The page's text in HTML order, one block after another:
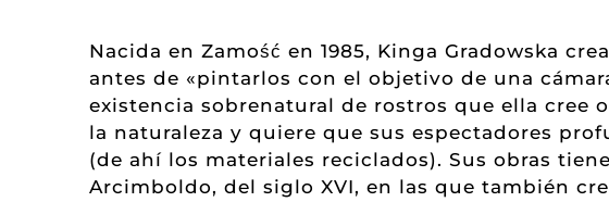
Nacida en Zamość en 1985, Kinga Gradowska
antes de «pintarlos con el objetivo de una
existencia sobrenatural de rostros que ella cree
la naturaleza y quiere que sus espectadores
(de ahí los materiales reciclados). Sus obras
Arcimboldo, del siglo XVI, en las que también